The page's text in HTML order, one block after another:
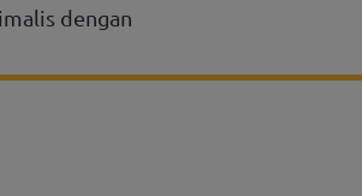
dengan